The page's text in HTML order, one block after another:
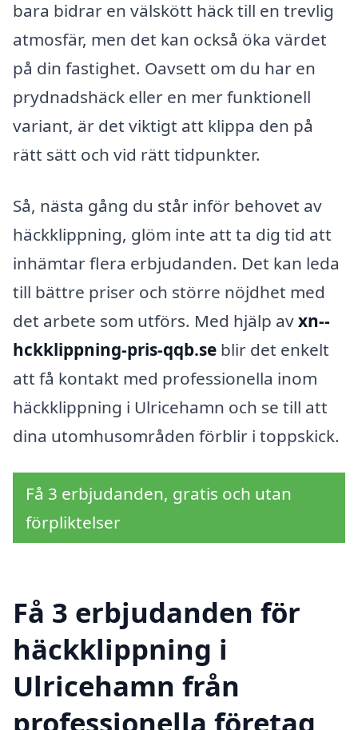
bara bidrar en välskött häck till en trevlig
atmosfär, men det kan också öka värdet
på din fastighet. Oavsett om du har en
prydnadshäck eller en mer funktionell
variant, är det viktigt att klippa den på
rätt sätt och vid rätt tidpunkter.
Så, nästa gång du står inför behovet av
häckklippning, glöm inte att ta dig tid att
inhämtar flera erbjudanden. Det kan leda
till bättre priser och större nöjdhet med
det arbete som utförs. Med hjälp avxn--
hckklippning-pris-qqb.se blir det enkelt
att få kontakt med professionella inom
häckklippning i Ulricehamn och se till att
dina utomhusområden förblir i toppskick.
Få 3 erbjudanden, gratis och utan
förpliktelser
Få 3 erbjudanden för
häckklippning i
Ulricehamn från